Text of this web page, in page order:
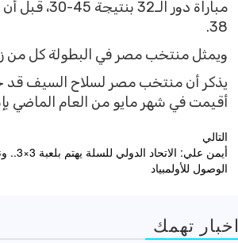
38.
ويمثل منتخب مصر في البطولة كل من
يذكر أن منتخب مصر لسلاح السيف قد
أقيمت في شهر مايو من العام الماضي
تصفّح
المقالات
التالي
أيمن علي:
الوصول للأولمبياد
اخبار تهمك